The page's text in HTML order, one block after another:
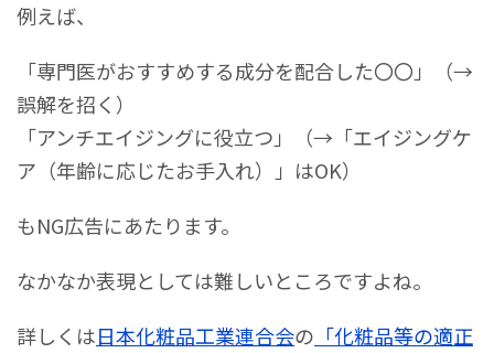
例えば、
「専門医がおすすめする成分を配合した〇〇」（→
誤解を招く）
「アンチエイジングに役立つ」（→「エイジングケ
ア（年齢に応じたお手入れ）」はOK）
もNG広告にあたります。
なかなか表現としては難しいところですよね。
詳しくは日本化粧品工業連合会の 「化粧品等の適正